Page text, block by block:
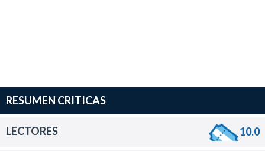
RESUMEN CRITICAS
LECTORES 10.0